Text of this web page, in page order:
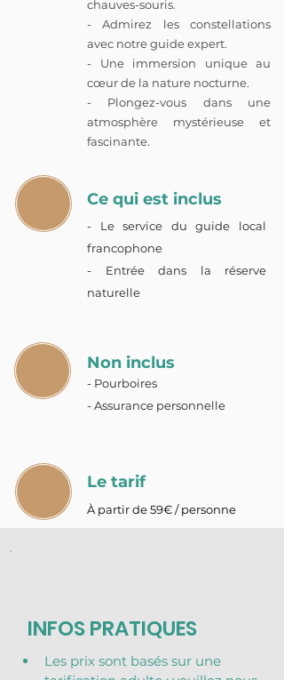
chauves-souris.
- Admirez les constellations
avec notre guide expert.
- Une immersion unique au
cœur de la nature nocturne.
- Plongez-vous dans une
atmosphère mystérieuse et
fascinante.
Ce qui est inclus
- Le service du guide local
francophone
- Entrée dans la réserve
naturelle
Non inclus
- Pourboires
- Assurance personnelle
Le tarif
À partir de 59€ / personne
INFOS PRATIQUES
Les prix sont basés sur une